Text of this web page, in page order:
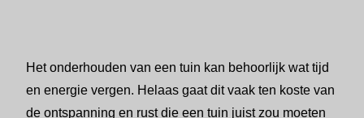
Het onderhouden van een tuin kan behoorlijk wat tijd
en energie vergen. Helaas gaat dit vaak ten koste van
de ontspanning en rust die een tuin juist zou moeten